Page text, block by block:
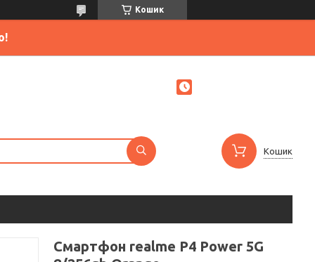
Кошик
Кошик
Смартфон realme P4 Power 5G